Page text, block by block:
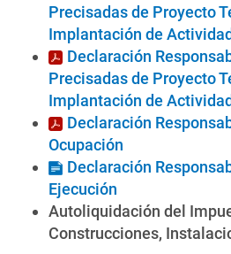
Precisadas de Proyecto
Implantación de Actividad
Declaración
Precisadas de Proyecto
Implantación de Actividad
Declaración
Ocupación
Declaración
Ejecución
Autoliquidación del
Construcciones,